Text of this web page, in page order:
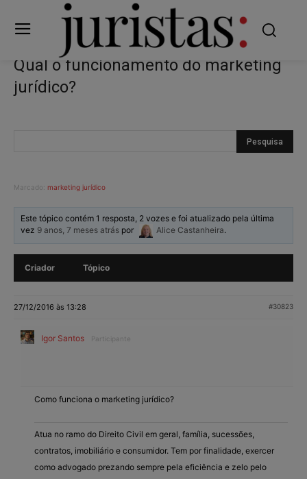
Qual o funcionamento do marketing
jurídico?
Marcado: marketing jurídico
Este tópico contém 1 resposta, 2 vozes e foi atualizado pela última
vez 9 anos, 7 meses atrás por Alice Castanheira.
Criador Tópico
27/12/2016 às 13:28 #30823
Igor Santos Participante
Como funciona o marketing jurídico?
Atua no ramo do Direito Civil em geral, família, sucessões,
contratos, imobiliário e consumidor. Tem por finalidade, exercer
como advogado prezando sempre pela eficiência e zelo pelo